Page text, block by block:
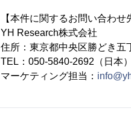
【本件に関するお問い合わせ
YH Research株式会社
住所：東京都中央区勝どき五
TEL：050-5840-2692（日本
マーケティング担当：